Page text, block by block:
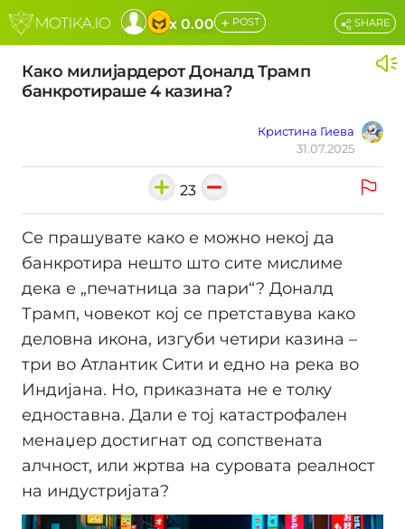
x 0.00 + POST
Како милијардерот Доналд Трамп
банкротираше 4 казина?
Кристина Гиева
31.07.2025
SHARE
23
Се прашувате како е можно некој да
банкротира нешто што сите мислиме
дека е „печатница за пари“? Доналд
Трамп, човекот кој се претставува како
деловна икона, изгуби четири казина –
три во Атлантик Сити и едно на река во
Индијана. Но, приказната не е толку
едноставна. Дали е тој катастрофален
менаџер достигнат од сопствената
алчност, или жртва на суровата реалност
на индустријата?